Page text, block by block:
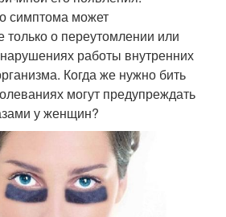
симптома может
только о переутомлении или
работы внутренних
Когда же нужно бить
могут предупреждать
у женщин?